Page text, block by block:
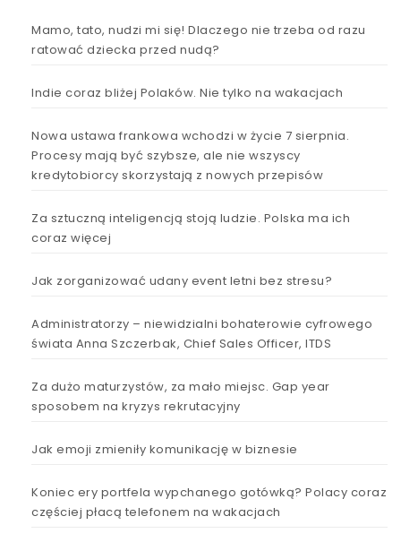
Mamo, tato, nudzi mi się! Dlaczego nie trzeba od razu
ratować dziecka przed nudą?
Indie coraz bliżej Polaków. Nie tylko na wakacjach
Nowa ustawa frankowa wchodzi w życie 7 sierpnia.
Procesy mają być szybsze, ale nie wszyscy
kredytobiorcy skorzystają z nowych przepisów
Za sztuczną inteligencją stoją ludzie. Polska ma ich
coraz więcej
Jak zorganizować udany event letni bez stresu?
Administratorzy – niewidzialni bohaterowie cyfrowego
świata Anna Szczerbak, Chief Sales Officer, ITDS
Za dużo maturzystów, za mało miejsc. Gap year
sposobem na kryzys rekrutacyjny
Jak emoji zmieniły komunikację w biznesie
Koniec ery portfela wypchanego gotówką? Polacy coraz
częściej płacą telefonem na wakacjach